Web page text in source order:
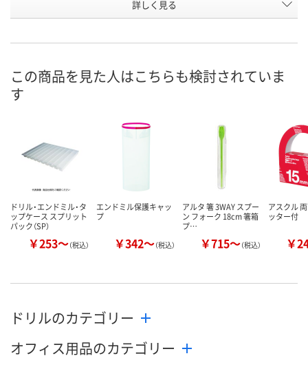
N261156 K960603
カゴへ カゴへ カ
詳しく見る
この商品を見た人はこちらも検討されていま
す
ドリル・エンドミル・タ
ップケース スプリット
パック（SP）
￥253～（税込）
エンドミル保護キャッ
プ
￥342～（税込）
アルタ 箸 3WAY スプー
ン フォーク 18cm 箸箱
プ…
￥715～（税込）
アスクル
ッター付
￥
ドリルのカテゴリー
オフィス用品のカテゴリー